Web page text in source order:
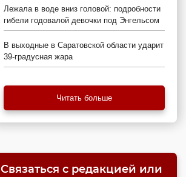
Лежала в воде вниз головой: подробности
гибели годовалой девочки под Энгельсом
В выходные в Саратовской области ударит
39-градусная жара
Читать больше
Связаться с редакцией или